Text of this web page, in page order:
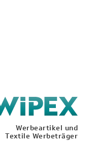
Werbeartikel und
Textile Werbeträger